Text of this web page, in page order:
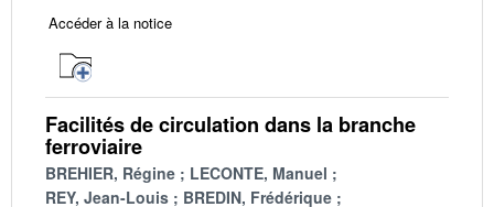
Accéder à la notice
Facilités de circulation dans la branche
ferroviaire
BREHIER, Régine
LECONTE, Manuel
REY, Jean-Louis
BREDIN, Frédérique